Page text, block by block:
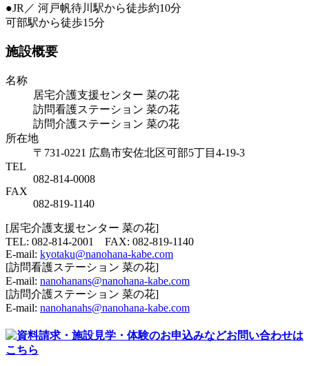
●JR／ 河戸帆待川駅から徒歩約10分
可部駅から徒歩15分
施設概要
名称
居宅介護支援センター 菜の花
訪問看護ステーション 菜の花
訪問介護ステーション 菜の花
所在地
〒731-0221 広島市安佐北区可部5丁目4-19-3
TEL
082-814-0008
FAX
082-819-1140
[居宅介護支援センター 菜の花]
TEL: 082-814-2001 FAX: 082-819-1140
E-mail: kyotaku@nanohana-kabe.com
[訪問看護ステーション 菜の花]
E-mail: nanohanans@nanohana-kabe.com
[訪問介護ステーション 菜の花]
E-mail: nanohanahs@nanohana-kabe.com